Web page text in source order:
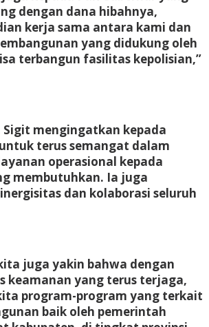
dengan dana hibahnya,
kerja sama antara kami dan
yang didukung oleh
terbangun fasilitas kepolisian,”
Sigit mengingatkan kepada
terus semangat dalam
operasional kepada
membutuhkan. Ia juga
dan kolaborasi seluruh
juga yakin bahwa dengan
keamanan yang terus terjaga,
program-program yang terkait
baik oleh pemerintah